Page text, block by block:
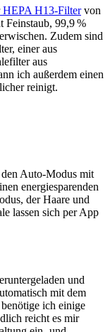
HEPA H13-Filtervon
Feinstaub, 99,9 %
Zudem sind
einer aus
aus
ich außerdem einen
reinigt.
Auto-Modus mit
energiesparenden
der Haare und
lassen sich per App
und
mit dem
ich einige
reicht es mir